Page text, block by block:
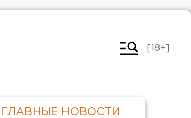
[18+]
ГЛАВНЫЕ НОВОСТИ